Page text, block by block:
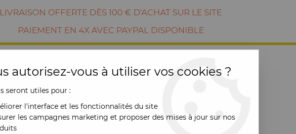
LIVRAISON OFFERTE DÈS 100 € D'ACHAT SUR LE SITE
PAIEMENT EN 4X AVEC PAYPAL DISPONIBLE
autorisez-vous à utiliser vos cookies ?
seront utiles pour :
l'interface et les fonctionnalités du site
les campagnes marketing et proposer des mises à jour sur nos